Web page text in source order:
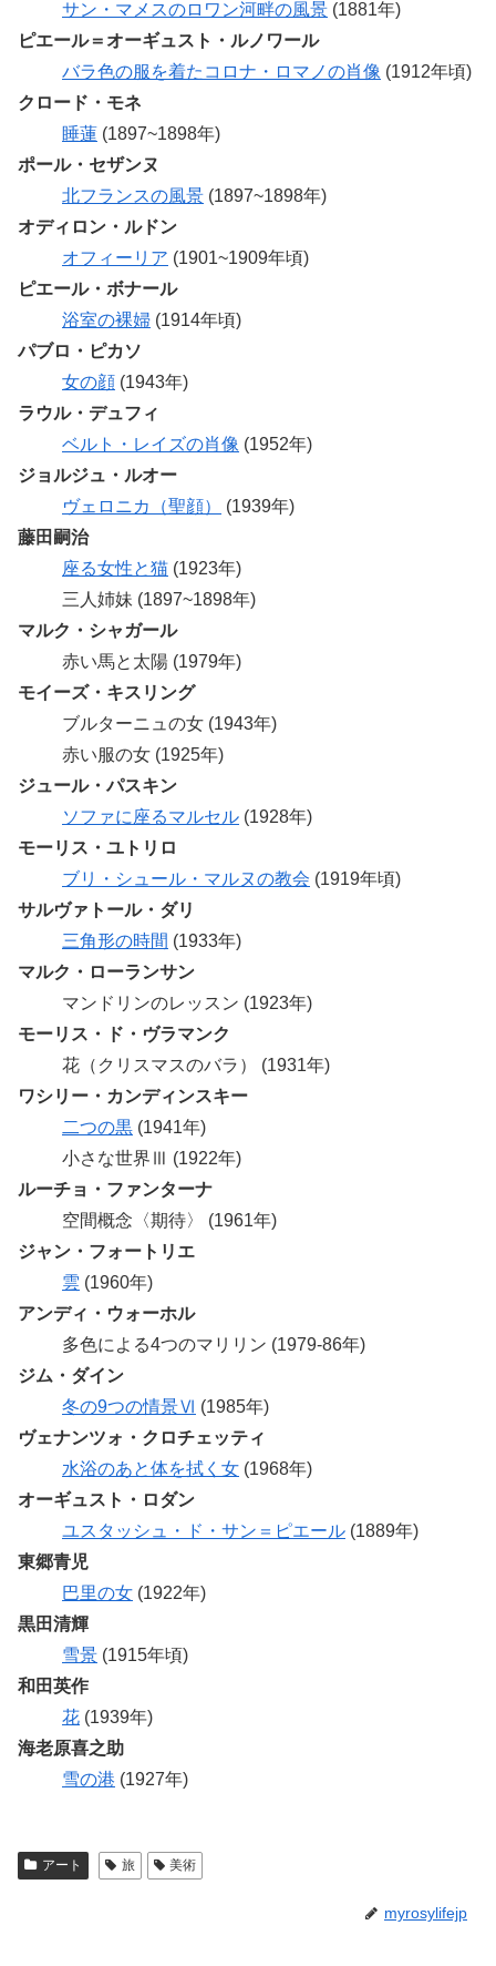
サン・マメスのロワン河畔の風景 (1881年)
ピエール＝オーギュスト・ルノワール
バラ色の服を着たコロナ・ロマノの肖像 (1912年頃)
クロード・モネ
睡蓮 (1897~1898年)
ポール・セザンヌ
北フランスの風景 (1897~1898年)
オディロン・ルドン
オフィーリア (1901~1909年頃)
ピエール・ボナール
浴室の裸婦 (1914年頃)
パブロ・ピカソ
女の顔 (1943年)
ラウル・デュフィ
ベルト・レイズの肖像 (1952年)
ジョルジュ・ルオー
ヴェロニカ（聖顔）
(1939年)
藤田嗣治
座る女性と猫 (1923年)
三人姉妹 (1897~1898年)
マルク・シャガール
赤い馬と太陽 (1979年)
モイーズ・キスリング
ブルターニュの女 (1943年)
赤い服の女 (1925年)
ジュール・パスキン
ソファに座るマルセル (1928年)
モーリス・ユトリロ
ブリ・シュール・マルヌの教会 (1919年頃)
サルヴァトール・ダリ
三角形の時間 (1933年)
マルク・ローランサン
マンドリンのレッスン (1923年)
モーリス・ド・ヴラマンク
花（クリスマスのバラ） (1931年)
ワシリー・カンディンスキー
二つの黒 (1941年)
小さな世界Ⅲ (1922年)
ルーチョ・ファンターナ
空間概念〈期待〉 (1961年)
ジャン・フォートリエ
雲 (1960年)
アンディ・ウォーホル
多色による4つのマリリン (1979-86年)
ジム・ダイン
冬の9つの情景Ⅵ (1985年)
ヴェナンツォ・クロチェッティ
水浴のあと体を拭く女 (1968年)
オーギュスト・ロダン
ユスタッシュ・ド・サン＝ピエール (1889年)
東郷青児
巴里の女 (1922年)
黒田清輝
雪景 (1915年頃)
和田英作
花 (1939年)
海老原喜之助
雪の港 (1927年)
アート 旅 美術
myrosylifejp